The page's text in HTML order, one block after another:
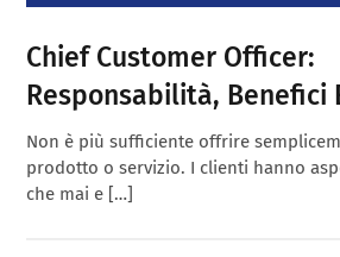
Chief Customer Officer:
Responsabilità, Benefici
Non è più sufficiente offrire
prodotto o servizio. I clienti hanno
che mai e […]